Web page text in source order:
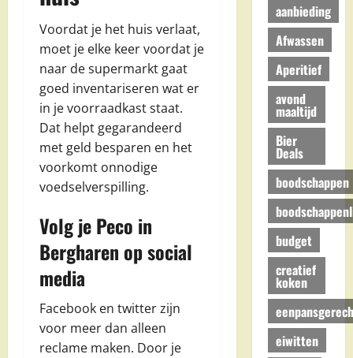
Voordat je het huis verlaat,
moet je elke keer voordat je
naar de supermarkt gaat
goed inventariseren wat er
in je voorraadkast staat.
Dat helpt gegarandeerd
met geld besparen en het
voorkomt onnodige
voedselverspilling.
Volg je Peco in
Bergharen op social
media
Facebook en twitter zijn
voor meer dan alleen
reclame maken. Door je
aanbieding
Afwassen
Aperitief
avond
maaltijd
Bier
Deals
boodschappen
budget
creatief
koken
eiwitten